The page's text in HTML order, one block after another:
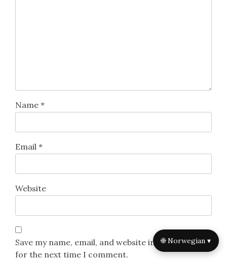
Name *
Email *
Website
Save my name, email, and website in this browser
for the next time I comment.
🌐 Norwegian ▾